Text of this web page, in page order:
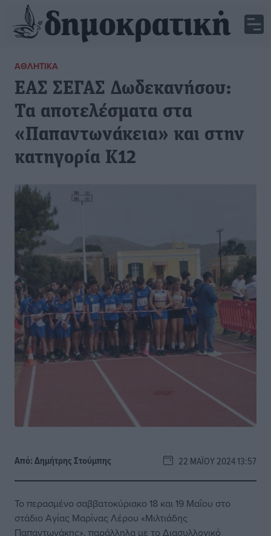
ΑΘΛΗΤΙΚΆ
ΕΑΣ ΣΕΓΑΣ Δωδεκανήσου:
Τα αποτελέσματα στα
«Παπαντωνάκεια» και στην
κατηγορία Κ12
Από:Δημήτρης Στούμπης 22 ΜΑΪ́ΟΥ 2024 13:57
Το περασμένο σαββατοκύριακο 18 και 19 Μαΐου στο
στάδιο Αγίας Μαρίνας Λέρου «Μιλτιάδης
Παπαντωνάκης», παράλληλα με το Διασυλλογικό